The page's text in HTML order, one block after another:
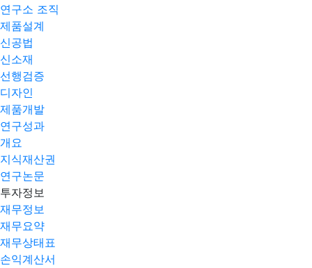
연구소 조직
제품설계
신공법
신소재
선행검증
디자인
제품개발
연구성과
개요
지식재산권
연구논문
투자정보
재무정보
재무요약
재무상태표
손익계산서